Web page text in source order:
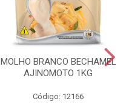
MOLHO BRANCO BECHAMEL
AJINOMOTO 1KG
Código: 12166